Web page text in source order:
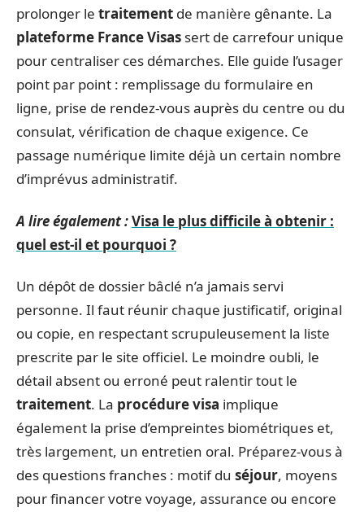
prolonger le traitement de manière gênante. La
plateforme France Visas sert de carrefour unique
pour centraliser ces démarches. Elle guide l’usager
point par point : remplissage du formulaire en
ligne, prise de rendez-vous auprès du centre ou du
consulat, vérification de chaque exigence. Ce
passage numérique limite déjà un certain nombre
d’imprévus administratif.
A lire également :Visa le plus difficile à obtenir :
quel est-il et pourquoi ?
Un dépôt de dossier bâclé n’a jamais servi
personne. Il faut réunir chaque justificatif, original
ou copie, en respectant scrupuleusement la liste
prescrite par le site officiel. Le moindre oubli, le
détail absent ou erroné peut ralentir tout le
traitement. La procédure visa implique
également la prise d’empreintes biométriques et,
très largement, un entretien oral. Préparez-vous à
des questions franches : motif du séjour, moyens
pour financer votre voyage, assurance ou encore